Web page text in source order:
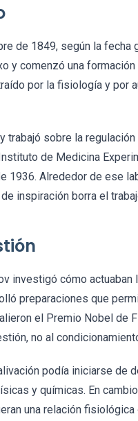
de 1849, según la fecha
y comenzó una
por la fisiología y por
sobre la
de Medicina
1936. Alrededor de ese
inspiración borra el
investigó cómo
preparaciones que
el Premio Nobel de
no al
podía iniciarse de
y químicas. En
una relación